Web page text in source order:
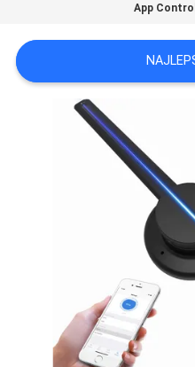
WSZYSTKIE
PRZYPADKI
POPROSIĆ
POLITYKA
PRYWATNOŚCI
App